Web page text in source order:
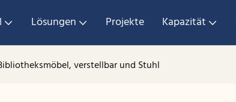
Lösungen Projekte Kapazität
verstellbar und Stuhl